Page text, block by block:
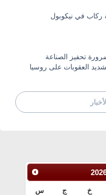
ركاب في نيكوبول
تحفيز الصناعة
العقوبات على روسيا
خ ج س